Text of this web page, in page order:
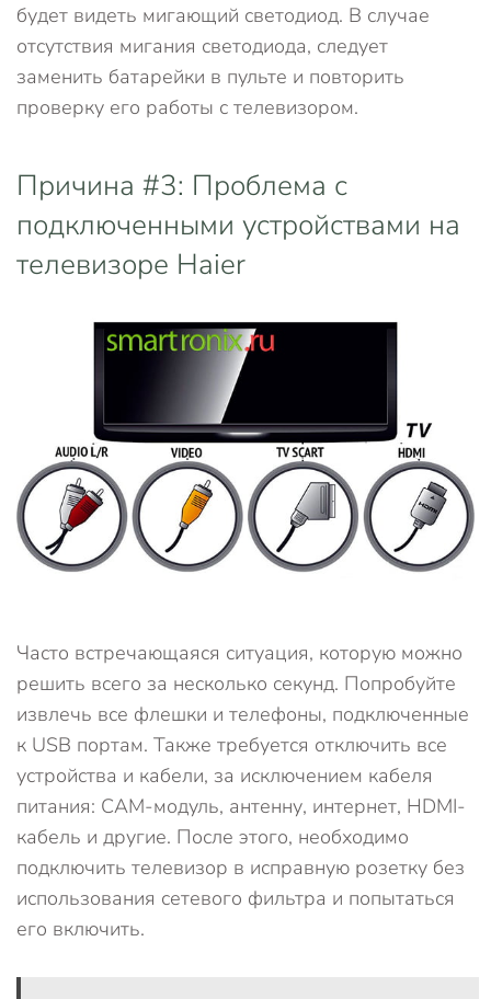
будет видеть мигающий светодиод. В случае
отсутствия мигания светодиода, следует
заменить батарейки в пульте и повторить
проверку его работы с телевизором.
Причина #3: Проблема с
подключенными устройствами на
телевизоре Haier
Часто встречающаяся ситуация, которую можно
решить всего за несколько секунд. Попробуйте
извлечь все флешки и телефоны, подключенные
к USB портам. Также требуется отключить все
устройства и кабели, за исключением кабеля
питания: CAM-модуль, антенну, интернет, HDMI-
кабель и другие. После этого, необходимо
подключить телевизор в исправную розетку без
использования сетевого фильтра и попытаться
его включить.